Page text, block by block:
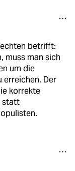
betrifft:
muss man sich
um die
erreichen. Der
korrekte
statt